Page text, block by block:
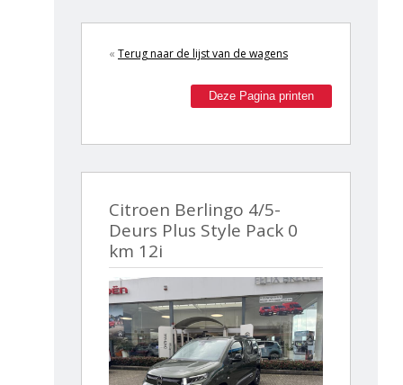
« Terug naar de lijst van de wagens
Deze Pagina printen
Citroen Berlingo 4/5-
Deurs Plus Style Pack 0
km 12i